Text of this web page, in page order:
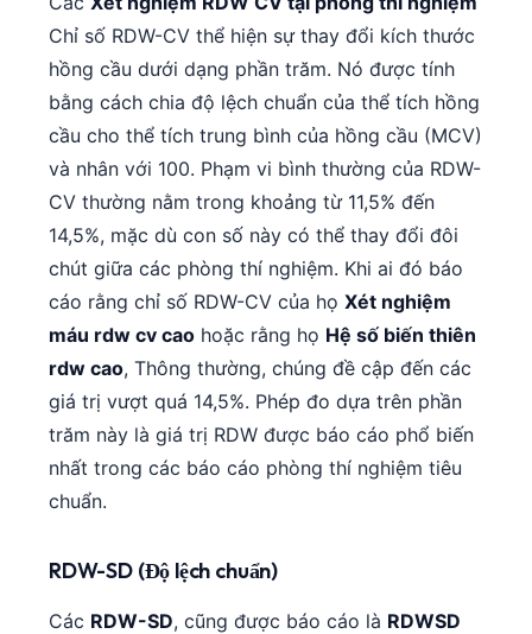
Chỉ số RDW-CV thể hiện sự thay đổi kích thước
hồng cầu dưới dạng phần trăm. Nó được tính
bằng cách chia độ lệch chuẩn của thể tích hồng
cầu cho thể tích trung bình của hồng cầu (MCV)
và nhân với 100. Phạm vi bình thường của RDW-
CV thường nằm trong khoảng từ 11,5% đến
14,5%, mặc dù con số này có thể thay đổi đôi
chút giữa các phòng thí nghiệm. Khi ai đó báo
cáo rằng chỉ số RDW-CV của họ Xét nghiệm
máu rdw cv cao hoặc rằng họ Hệ số biến thiên
rdw cao, Thông thường, chúng đề cập đến các
giá trị vượt quá 14,5%. Phép đo dựa trên phần
trăm này là giá trị RDW được báo cáo phổ biến
nhất trong các báo cáo phòng thí nghiệm tiêu
chuẩn.
RDW-SD (Độ lệch chuẩn)
Các RDW-SD, cũng được báo cáo là RDWSD